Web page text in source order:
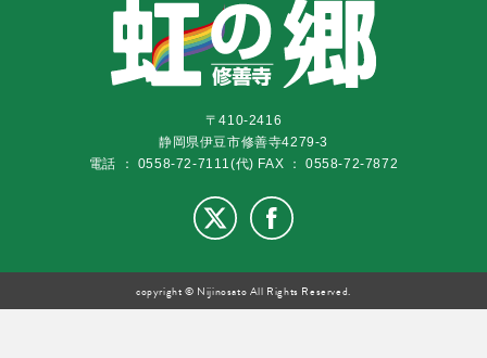
〒410-2416
静岡県伊豆市修善寺4279-3
電話 ： 0558-72-7111(代) FAX ： 0558-72-7872
copyright © Nijinosato All Rights Reserved.